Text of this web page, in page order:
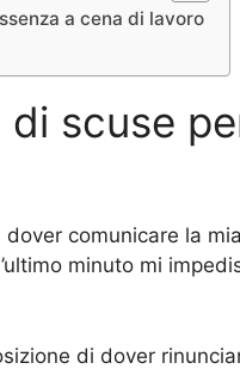
a cena di lavoro
scuse
comunicare la
minuto mi
di dover